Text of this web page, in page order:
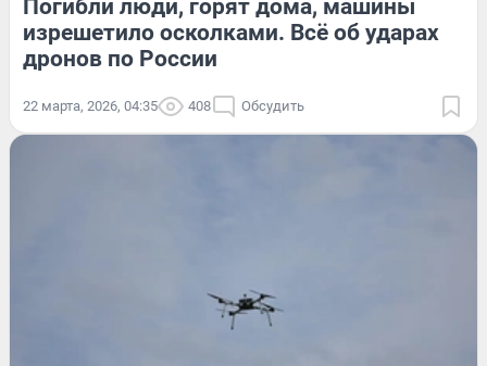
Погибли люди, горят дома, машины
изрешетило осколками. Всё об ударах
дронов по России
22 марта, 2026, 04:35 408 Обсудить